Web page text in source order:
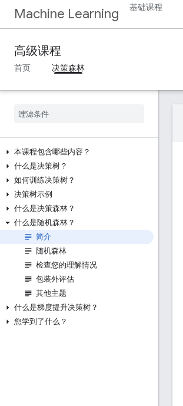
Machine Learning 基础课程
高级课程
首页 决策森林
本课程包含哪些内容？
什么是决策树？
如何训练决策树？
决策树示例
什么是决策森林？
什么是随机森林？
简介
随机森林
检查您的理解情况
包装外评估
其他主题
什么是梯度提升决策树？
您学到了什么？